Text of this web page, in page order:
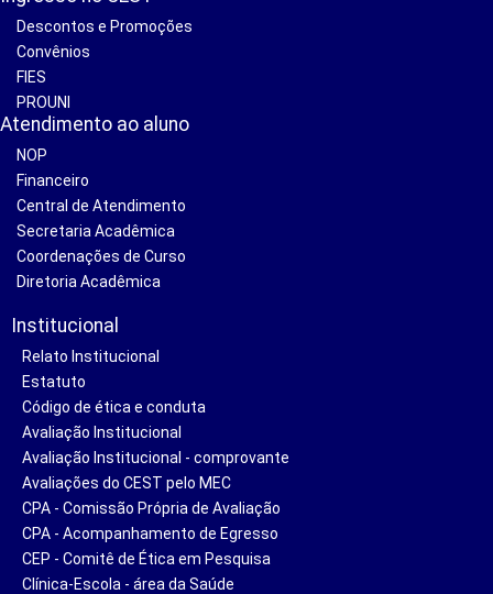
Descontos e Promoções
Convênios
FIES
PROUNI
Atendimento ao aluno
NOP
Financeiro
Central de Atendimento
Secretaria Acadêmica
Coordenações de Curso
Diretoria Acadêmica
Institucional
Relato Institucional
Estatuto
Código de ética e conduta
Avaliação Institucional
Avaliação Institucional - comprovante
Avaliações do CEST pelo MEC
CPA - Comissão Própria de Avaliação
CPA - Acompanhamento de Egresso
CEP - Comitê de Ética em Pesquisa
Clínica-Escola - área da Saúde